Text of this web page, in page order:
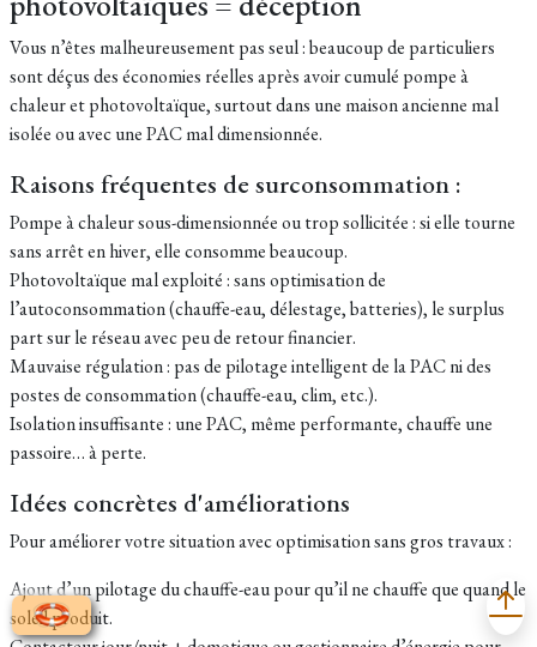
Vous n’êtes malheureusement pas seul : beaucoup de particuliers
sont déçus des économies réelles après avoir cumulé pompe à
chaleur et photovoltaïque, surtout dans une maison ancienne mal
isolée ou avec une PAC mal dimensionnée.
Raisons fréquentes de surconsommation :
Pompe à chaleur sous-dimensionnée ou trop sollicitée : si elle tourne
sans arrêt en hiver, elle consomme beaucoup.
Photovoltaïque mal exploité : sans optimisation de
l’autoconsommation (chauffe-eau, délestage, batteries), le surplus
part sur le réseau avec peu de retour financier.
Mauvaise régulation : pas de pilotage intelligent de la PAC ni des
postes de consommation (chauffe-eau, clim, etc.).
Isolation insuffisante : une PAC, même performante, chauffe une
passoire… à perte.
Idées concrètes d'améliorations
Pour améliorer votre situation avec optimisation sans gros travaux :
Ajout d’un pilotage du chauffe-eau pour qu’il ne chauffe que quand le
soleil produit.